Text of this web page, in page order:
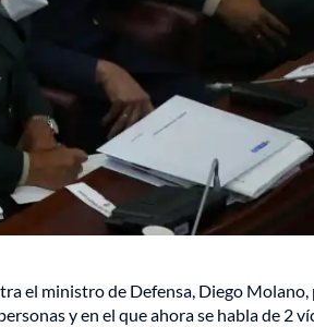
el ministro de Defensa, Diego Molano,
y en el que ahora se habla de 2